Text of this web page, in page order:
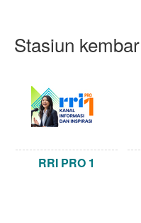
Stasiun kembar
RRI PRO 1